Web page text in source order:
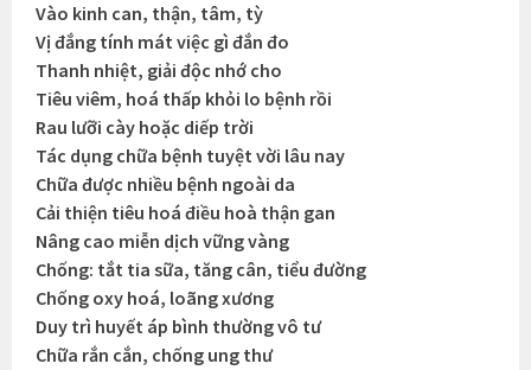
Vào kinh can, thận, tâm, tỳ
Vị đắng tính mát việc gì đắn đo
Thanh nhiệt, giải độc nhớ cho
Tiêu viêm, hoá thấp khỏi lo bệnh rồi
Rau lưỡi cày hoặc diếp trời
Tác dụng chữa bệnh tuyệt vời lâu nay
Chữa được nhiều bệnh ngoài da
Cải thiện tiêu hoá điều hoà thận gan
Nâng cao miễn dịch vững vàng
Chống: tắt tia sữa, tăng cân, tiểu đường
Chống oxy hoá, loãng xương
Duy trì huyết áp bình thường vô tư
Chữa rắn cắn, chống ung thư